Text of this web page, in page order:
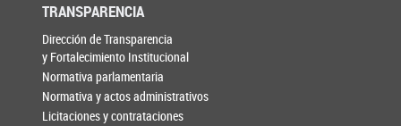
TRANSPARENCIA
Dirección de Transparencia
y Fortalecimiento Institucional
Normativa parlamentaria
Normativa y actos administrativos
Licitaciones y contrataciones